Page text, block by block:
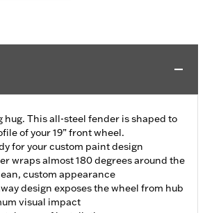
hug. This all-steel fender is shaped to
of your 19” front wheel.
for your custom paint design
wraps almost 180 degrees around the
custom appearance
design exposes the wheel from hub
visual impact